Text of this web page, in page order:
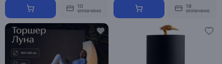
10
оплачено
19
оплачено